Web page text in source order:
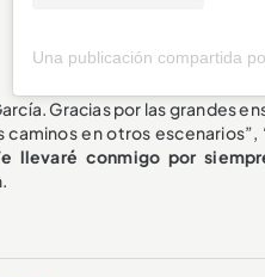
Gracias por las grandes
caminos en otros
llevaré conmigo por